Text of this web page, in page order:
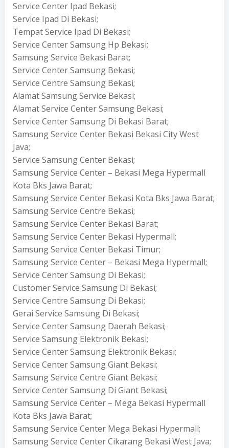
Service Center Ipad Bekasi;
Service Ipad Di Bekasi;
Tempat Service Ipad Di Bekasi;
Service Center Samsung Hp Bekasi;
Samsung Service Bekasi Barat;
Service Center Samsung Bekasi;
Service Centre Samsung Bekasi;
Alamat Samsung Service Bekasi;
Alamat Service Center Samsung Bekasi;
Service Center Samsung Di Bekasi Barat;
Samsung Service Center Bekasi Bekasi City West
Java;
Service Samsung Center Bekasi;
Samsung Service Center – Bekasi Mega Hypermall
Kota Bks Jawa Barat;
Samsung Service Center Bekasi Kota Bks Jawa Barat;
Samsung Service Centre Bekasi;
Samsung Service Center Bekasi Barat;
Samsung Service Center Bekasi Hypermall;
Samsung Service Center Bekasi Timur;
Samsung Service Center – Bekasi Mega Hypermall;
Service Center Samsung Di Bekasi;
Customer Service Samsung Di Bekasi;
Service Centre Samsung Di Bekasi;
Gerai Service Samsung Di Bekasi;
Service Center Samsung Daerah Bekasi;
Service Samsung Elektronik Bekasi;
Service Center Samsung Elektronik Bekasi;
Service Center Samsung Giant Bekasi;
Samsung Service Centre Giant Bekasi;
Service Center Samsung Di Giant Bekasi;
Samsung Service Center – Mega Bekasi Hypermall
Kota Bks Jawa Barat;
Samsung Service Center Mega Bekasi Hypermall;
Samsung Service Center Cikarang Bekasi West Java;